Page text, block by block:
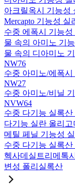
아크릴옥시 기능성
Mercapto 기능성 실
수중 에폭시 기능성
물 속의 아미노 기
물 속의 디아미노
NW76
수중 아미노/에폭시
NW27
수중 아미노/비닐
NVW64
수중 다기능 실록산
다기능 실란 올리고
메틸 페닐 기능성
수중 다기능 실록산
헥사데실트리메톡
변성 폴리실록산